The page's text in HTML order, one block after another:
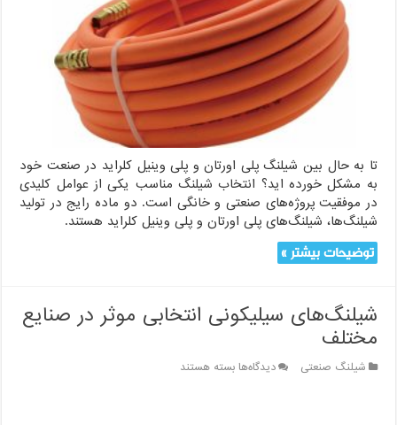
و
پلی
وینیل
کلراید
:
کدام
مناسب‌تر
است؟
تا به حال بین شیلنگ پلی اورتان و پلی وینیل کلراید در صنعت خود
به مشکل خورده اید؟ انتخاب شیلنگ مناسب یکی از عوامل کلیدی
در موفقیت پروژه‌های صنعتی و خانگی است. دو ماده رایج در تولید
شیلنگ‌ها، شیلنگ‌های پلی اورتان و پلی وینیل کلراید هستند.
توضیحات بیشتر »
شیلنگ‌های سیلیکونی انتخابی موثر در صنایع
مختلف
شیلنگ صنعتی دیدگاه‌هابرای
بسته هستند